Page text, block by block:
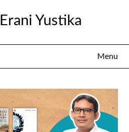
Yustika
Menu